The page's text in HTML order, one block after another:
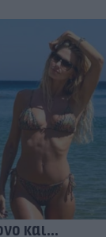
και...